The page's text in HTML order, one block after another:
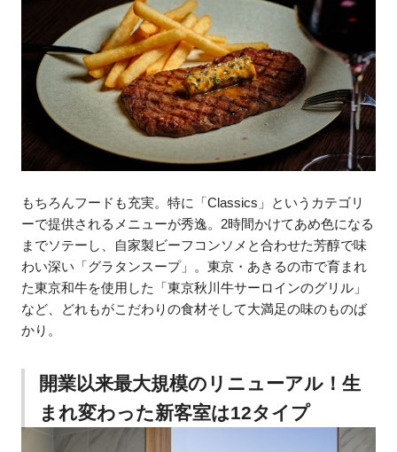
もちろんフードも充実。特に「Classics」というカテゴリ
ーで提供されるメニューが秀逸。2時間かけてあめ色になる
までソテーし、自家製ビーフコンソメと合わせた芳醇で味
わい深い「グラタンスープ」。東京・あきるの市で育まれ
た東京和牛を使用した「東京秋川牛サーロインのグリル」
など、どれもがこだわりの食材そして大満足の味のものば
かり。
開業以来最大規模のリニューアル！生
まれ変わった新客室は12タイプ